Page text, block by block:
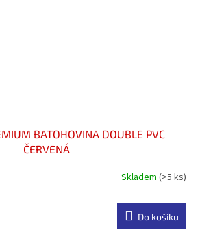
BATOHOVINA DOUBLE PVC
ČERVENÁ
Skladem(>5 ks)
Do košíku